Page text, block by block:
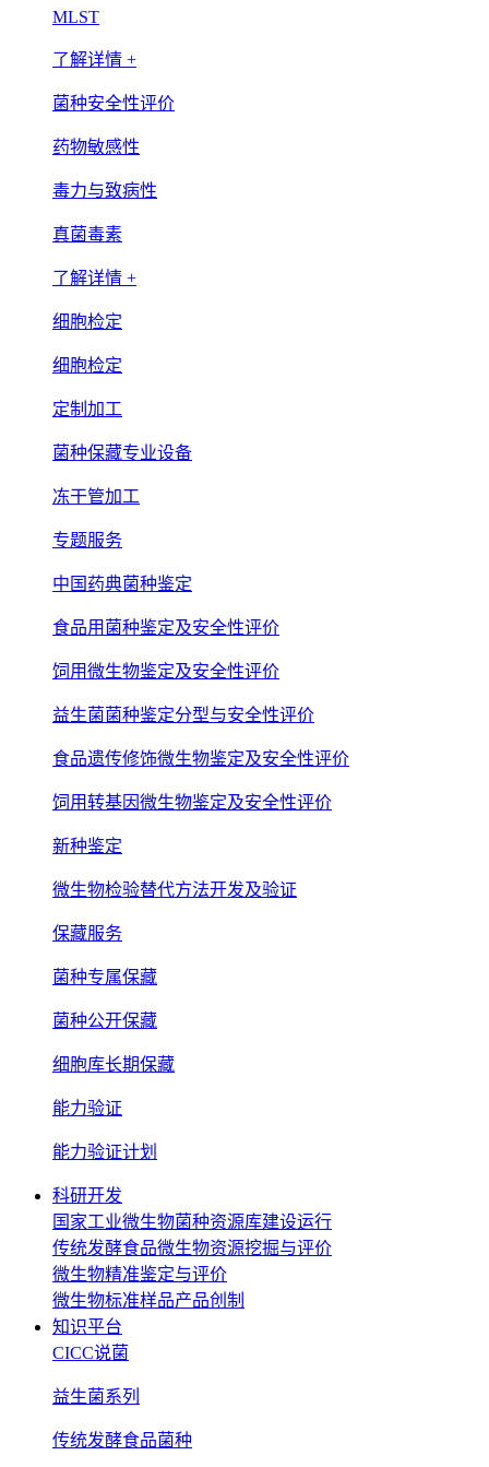
MLST
了解详情 +
菌种安全性评价
药物敏感性
毒力与致病性
真菌毒素
了解详情 +
细胞检定
细胞检定
定制加工
菌种保藏专业设备
冻干管加工
专题服务
中国药典菌种鉴定
食品用菌种鉴定及安全性评价
饲用微生物鉴定及安全性评价
益生菌菌种鉴定分型与安全性评价
食品遗传修饰微生物鉴定及安全性评价
饲用转基因微生物鉴定及安全性评价
新种鉴定
微生物检验替代方法开发及验证
保藏服务
菌种专属保藏
菌种公开保藏
细胞库长期保藏
能力验证
能力验证计划
科研开发
国家工业微生物菌种资源库建设运行
传统发酵食品微生物资源挖掘与评价
微生物精准鉴定与评价
微生物标准样品产品创制
知识平台
CICC说菌
益生菌系列
传统发酵食品菌种